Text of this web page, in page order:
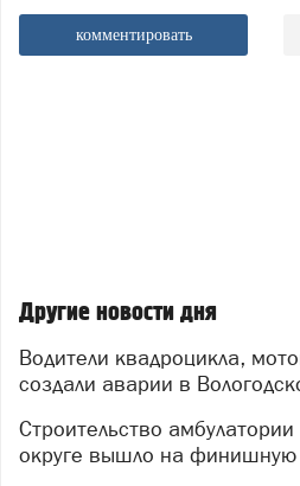
комментировать
Другие новости дня
Водители квадроцикла, мотоцикла и велосипеда
создали аварии в
Строительство амбулатории в Вытегорском
округе вышло на